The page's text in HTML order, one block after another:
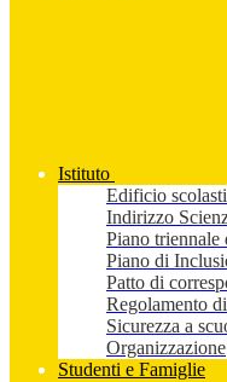
Istituto
Edificio
Indirizzo
Piano
Piano di
Patto di
Regolamento
Sicurezza a
Organizzazione
Studenti e Famiglie